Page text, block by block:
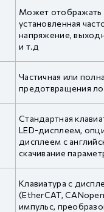
Может отображать
установленная
напряжение,
и т.д
Частичная или
предотвращения
Стандартная
LED-дисплеем,
дисплеем с
скачивание
Клавиатура с
(EtherCAT,
импульс,